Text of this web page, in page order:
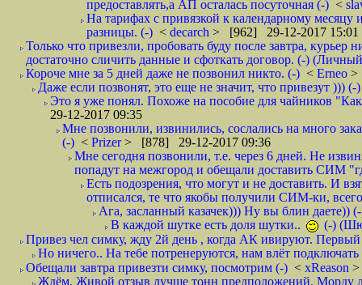
предоставлять,а АП осталась посуточная (-) <
На тарифах с привязкой к календарному
разницы. (-) < decarch > [962] 29-12-2017 15:01
Только что привезли, пробовать буду после завтра,
достаточно сличить данные и сфоткать договор. (-)
Короче мне за 5 дней даже не позвонил никто. (-) < Erneo >
Даже если позвонят, это еще не значит, что привезут ))) (-)
Это я уже понял. Похоже на пособие для чайников
29-12-2017 09:35
Мне позвонили, извинились, сослались на много
(-) < Prizer> [878] 29-12-2017 09:36
Мне сегодня позвонили, т.е. через 6 дней. Не
попадут на межгород и обещали доставить СИМ
Есть подозрения, что могут и не доставить. И
отписался, те что якобы получили СИМ-ки,
Ага, засланный казачек))) Ну вы блин даете))
В каждой шутке есть доля шутки..
(-)
Привез чел симку, жду 2й день , когда АК ивируют. Первый
Но ничего.. На тебе потренеруются, нам влёт подключать
Обещали завтра привезти симку, посмотрим (-) < xReason
Ждём. Живой отзыв лучше тонн предположений. Морду